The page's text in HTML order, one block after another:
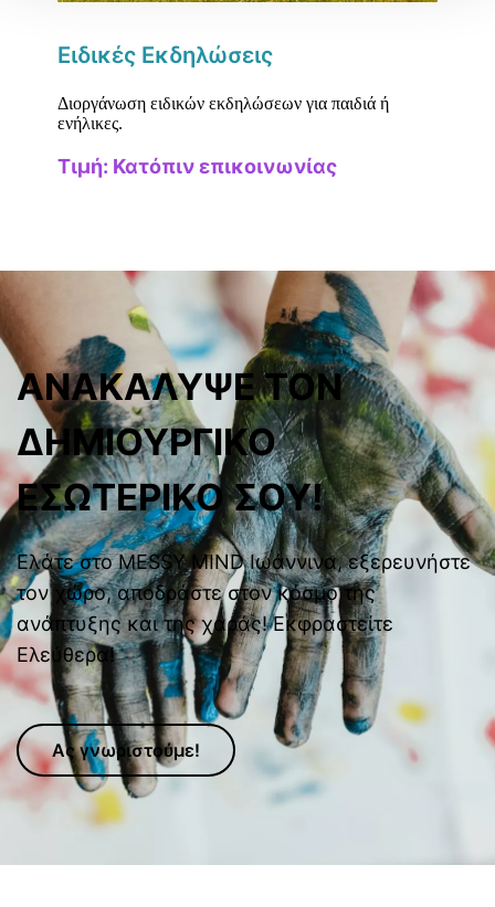
Ειδικές Εκδηλώσεις
Διοργάνωση ειδικών εκδηλώσεων για παιδιά ή
ενήλικες.
Τιμή: Κατόπιν επικοινωνίας
ΑΝΑΚΆΛΥΨΕ ΤΟΝ
ΔΗΜΙΟΥΡΓΙΚΌ
ΕΣΩΤΕΡΙΚΌ ΣΟΥ!
Ελάτε στο MESSY MIND Ιωάννινα, εξερευνήστε
τον χώρο, αποδράστε στον κόσμο της
ανάπτυξης και της χαράς! Εκφραστείτε
Ελεύθερα!
Ας γνωριστούμε!